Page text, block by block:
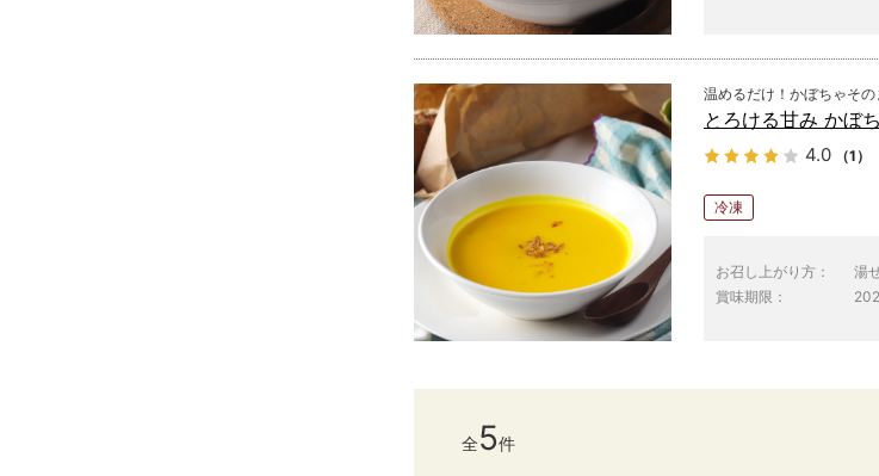
温めるだけ！かぼちゃそ
とろける甘み かぼ
4.0 （1）
冷凍
お召し上がり方：
湯
賞味期限：
全5件